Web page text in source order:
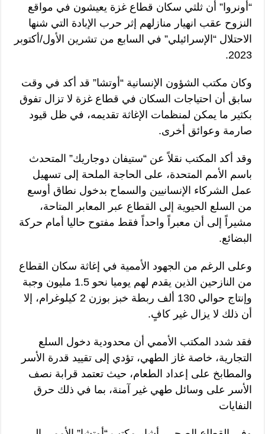
“أونروا” أن ثلثي سكان قطاع غزة يعيشون في مواقع
النزوح عقب انهيار منازلهم إثر حرب الإبادة التي شنها
الاحتلال “الإسرائيلي” في السابع من تشرين الأول/أكتوبر
2023.
وكان مكتب الشؤون الإنسانية “أوتشا” قد أكد في وقت
سابق أن احتياجات السكان في قطاع غزة لا تزال تفوق
بكثير ما يمكن لمنظمات الإغاثة تقديمه، في ظل قيود
صارمة وعوائق أخرى.
وقد أكد المكتب نقلاً عن “ستيفان دوجاريك” المتحدث
باسم الأمم المتحدة، على الحاجة الملحة إلى تسهيل
عمل الشركاء الإنسانيين والسماح بدخول نطاق أوسع
من السلع الحيوية إلى القطاع عبر المعابر المتاحة،
مشيراً إلى أن معبراً واحداً فقط مفتوح حاليا أمام حركة
البضائع.
وعلى الرغم من الجهود الأممية في إغاثة سكان القطاع
من النازحين الذين يقدم لهم يوميا نحو 1.5 مليون وجبة
وإنتاج حوالي 130 ألف ربطة خبز بوزن 2 كيلوغرام، إلا
أن ذلك لا يزال غير كافٍ.
فقد شدد المكتب الأممي أن محدودية دخول السلع
التجارية، خاصة غاز الطهي، تؤدي إلى تقييد قدرة الأسر
والمطابخ على إعداد الطعام، حيث تعتمد قرابة نصف
الأسر على وسائل طهي غير آمنة، بما في ذلك حرق
النفايات